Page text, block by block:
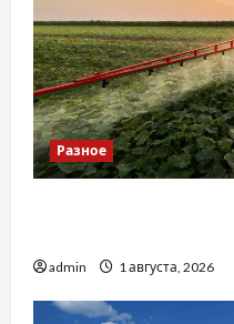
Разное
admin 1 августа, 2026